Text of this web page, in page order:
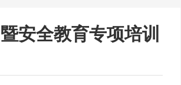
安全教育专项培训